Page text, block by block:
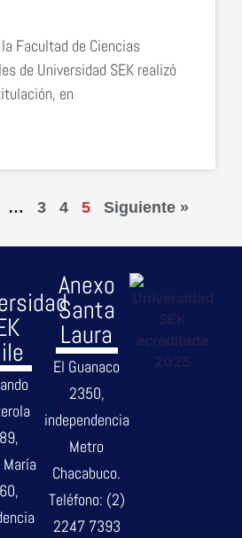
Facultad de Ciencias
de Universidad SEK realizó
en
… 3 4 5 Siguiente »
Anexo
Santa
Laura
El Guanaco
2350,
independencia
Metro
Chacabuco.
Teléfono: (2)
2247 7393